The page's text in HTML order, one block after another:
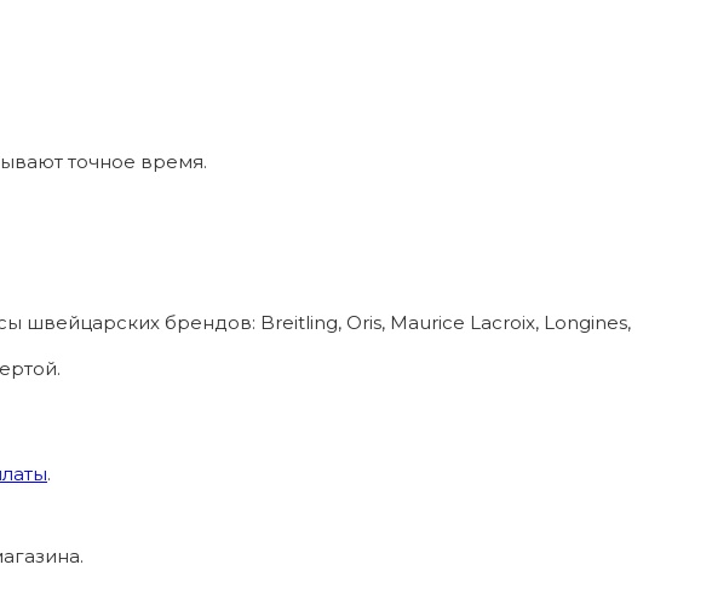
точное время.
швейцарских брендов: Breitling, Oris, Maurice Lacroix, Longines,
.